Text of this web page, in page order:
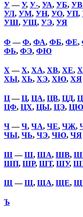
У—У, У-, УА, УБ, УВ
УЛ, УМ, УН, УО, УП,
УШ, УЩ, УЭ, УЯ
Ф —Ф, ФА, ФБ, ФЕ,
ФЬ, ФЭ, ФЮ
Х —Х, ХА, ХВ, ХЕ,
ХЫ, ХЬ, ХЭ, ХЮ, ХЯ
Ц—Ц, ЦА, ЦВ, ЦД,
ЦФ, ЦХ, ЦЫ, ЦЭ, ЦЮ
Ч—Ч, ЧА, ЧЕ, ЧЖ,
ЧЫ, ЧЬ, ЧЭ, ЧЮ, ЧЯ
Ш—Ш, ША, ШВ,
ШП, ШР, ШТ, ШУ,
Щ —Щ, ЩА, ЩЕ,
Ъ